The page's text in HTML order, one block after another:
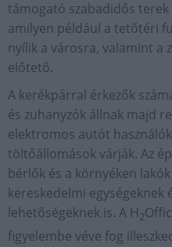
támogató szabadidős
amilyen például a tetőtéri
nyílik a városra, valamint a
előtető.
A kerékpárral érkezők
és zuhanyzók állnak majd
elektromos autót
töltőállomások várják. Az
bérlők és a környéken
kereskedelmi egységeknek
lehetőségeknek is. A H2
figyelembe véve fog